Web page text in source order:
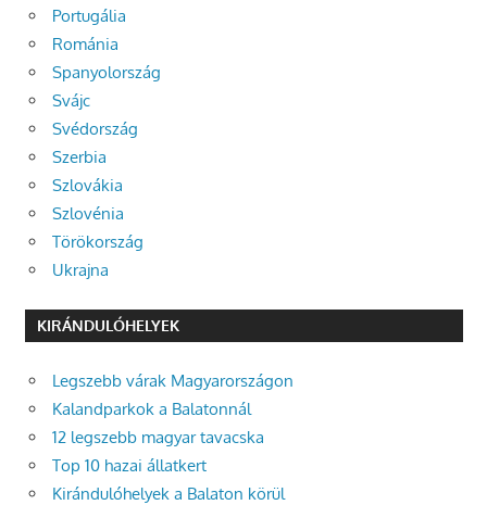
Portugália
Románia
Spanyolország
Svájc
Svédország
Szerbia
Szlovákia
Szlovénia
Törökország
Ukrajna
KIRÁNDULÓHELYEK
Legszebb várak Magyarországon
Kalandparkok a Balatonnál
12 legszebb magyar tavacska
Top 10 hazai állatkert
Kirándulóhelyek a Balaton körül